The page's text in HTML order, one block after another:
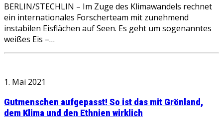
BERLIN/STECHLIN – Im Zuge des Klimawandels rechnet
ein internationales Forscherteam mit zunehmend
instabilen Eisflächen auf Seen. Es geht um sogenanntes
weißes Eis –…
1. Mai 2021
Gutmenschen aufgepasst! So ist das mit Grönland,
dem Klima und den Ethnien wirklich